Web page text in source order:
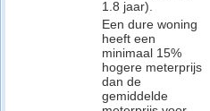
1.8 jaar).
Een dure woning
heeft een
minimaal 15%
hogere meterprijs
dan de
gemiddelde